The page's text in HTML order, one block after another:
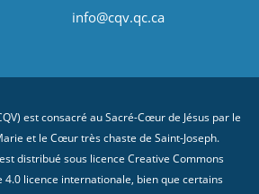
info@cqv.qc.ca
est consacré au Sacré-Cœur de Jésus par le
et le Cœur très chaste de Saint-Joseph.
distribué sous licence Creative Commons
4.0 licence internationale, bien que certains